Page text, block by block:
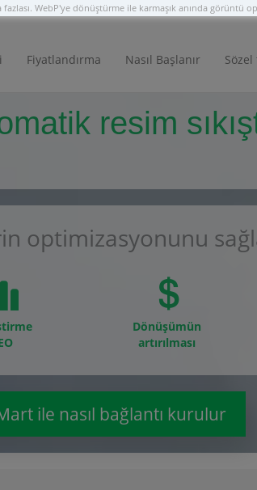
fazlası. WebP'ye dönüştürme ile karmaşık anında görüntü
Fiyatlandırma Nasıl Başlanır
resim
optimizasyonunu
Dönüşümün
artırılması
ile nasıl bağlantı kurulur